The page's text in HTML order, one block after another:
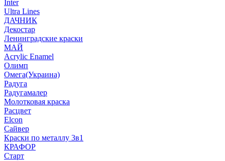
Inter
Ultra Lines
ДАЧНИК
Декостар
Ленинградские краски
МАЙ
Acrylic Enamel
Олимп
Омега(Украина)
Радуга
Радугамалер
Молотковая краска
Расцвет
Elcon
Сайвер
Краски по металлу 3в1
КРАФОР
Старт